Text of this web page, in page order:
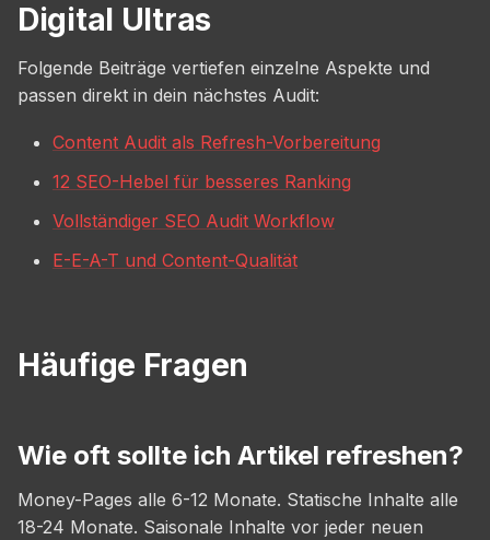
Digital Ultras
Folgende Beiträge vertiefen einzelne Aspekte und
passen direkt in dein nächstes Audit:
Content Audit als Refresh-Vorbereitung
12 SEO-Hebel für besseres Ranking
Vollständiger SEO Audit Workflow
E-E-A-T und Content-Qualität
Häufige Fragen
Wie oft sollte ich Artikel refreshen?
Money-Pages alle 6-12 Monate. Statische Inhalte alle
18-24 Monate. Saisonale Inhalte vor jeder neuen